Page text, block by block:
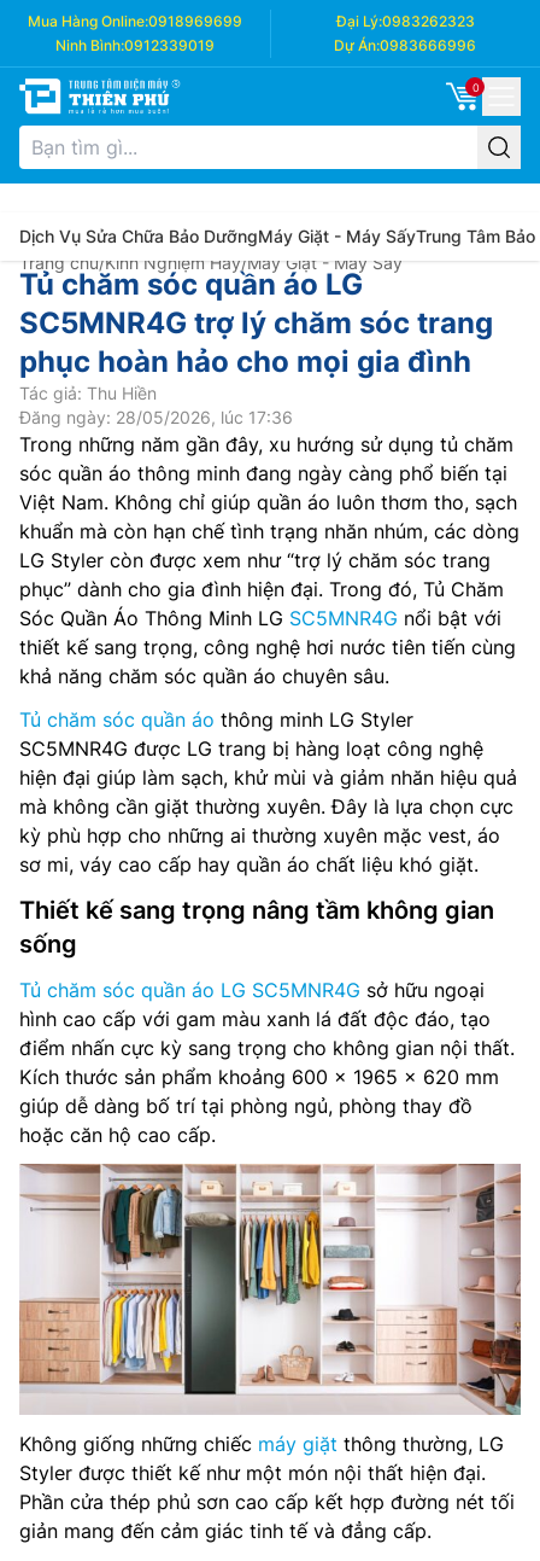
Mua Hàng Online:0918969699 Đại Lý:0983262323
Ninh Bình:0912339019 Dự Án:0983666996
0
Dịch Vụ Sửa Chữa Bảo DưỡngMáy Giặt - Máy SấyTrung Tâm Bảo
Trang chủ/Kinh Nghiệm Hay/Máy Giặt - Máy Sấy
Tủ chăm sóc quần áo LG
SC5MNR4G trợ lý chăm sóc trang
phục hoàn hảo cho mọi gia đình
Tác giả: Thu Hiền
Đăng ngày: 28/05/2026, lúc 17:36
Trong những năm gần đây, xu hướng sử dụng tủ chăm
sóc quần áo thông minh đang ngày càng phổ biến tại
Việt Nam. Không chỉ giúp quần áo luôn thơm tho, sạch
khuẩn mà còn hạn chế tình trạng nhăn nhúm, các dòng
LG Styler còn được xem như “trợ lý chăm sóc trang
phục” dành cho gia đình hiện đại. Trong đó, Tủ Chăm
Sóc Quần Áo Thông Minh LG SC5MNR4G nổi bật với
thiết kế sang trọng, công nghệ hơi nước tiên tiến cùng
khả năng chăm sóc quần áo chuyên sâu.
Tủ chăm sóc quần áo thông minh LG Styler
SC5MNR4G được LG trang bị hàng loạt công nghệ
hiện đại giúp làm sạch, khử mùi và giảm nhăn hiệu quả
mà không cần giặt thường xuyên. Đây là lựa chọn cực
kỳ phù hợp cho những ai thường xuyên mặc vest, áo
sơ mi, váy cao cấp hay quần áo chất liệu khó giặt.
Thiết kế sang trọng nâng tầm không gian
sống
Tủ chăm sóc quần áo LG SC5MNR4G sở hữu ngoại
hình cao cấp với gam màu xanh lá đất độc đáo, tạo
điểm nhấn cực kỳ sang trọng cho không gian nội thất.
Kích thước sản phẩm khoảng 600 x 1965 x 620 mm
giúp dễ dàng bố trí tại phòng ngủ, phòng thay đồ
hoặc căn hộ cao cấp.
Không giống những chiếc máy giặt thông thường, LG
Styler được thiết kế như một món nội thất hiện đại.
Phần cửa thép phủ sơn cao cấp kết hợp đường nét tối
giản mang đến cảm giác tinh tế và đẳng cấp.